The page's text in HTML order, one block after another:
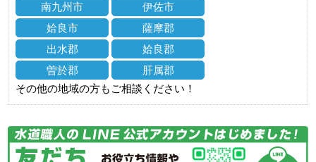
南九州市
伊佐市
姶良市
薩摩郡
出水郡
姶良郡
曽於郡
肝属郡
その他の地域の方もご相談ください！